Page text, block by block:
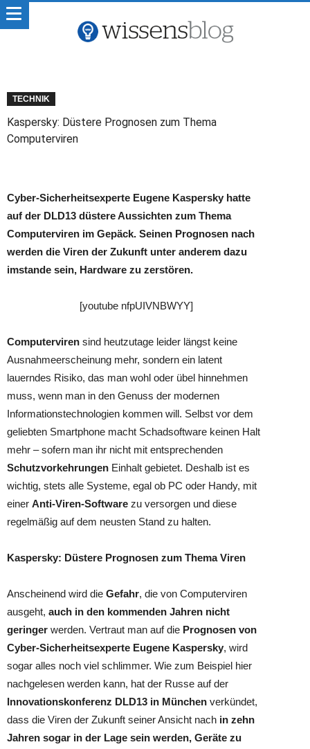
TECHNIK
Kaspersky: Düstere Prognosen zum Thema
Computerviren
Cyber-Sicherheitsexperte Eugene Kaspersky hatte
auf der DLD13 düstere Aussichten zum Thema
Computerviren im Gepäck. Seinen Prognosen nach
werden die Viren der Zukunft unter anderem dazu
imstande sein, Hardware zu zerstören.
[youtube nfpUIVNBWYY]
Computerviren sind heutzutage leider längst keine
Ausnahmeerscheinung mehr, sondern ein latent
lauerndes Risiko, das man wohl oder übel hinnehmen
muss, wenn man in den Genuss der modernen
Informationstechnologien kommen will. Selbst vor dem
geliebten Smartphone macht Schadsoftware keinen Halt
mehr – sofern man ihr nicht mit entsprechenden
Schutzvorkehrungen Einhalt gebietet. Deshalb ist es
wichtig, stets alle Systeme, egal ob PC oder Handy, mit
einer Anti-Viren-Software zu versorgen und diese
regelmäßig auf dem neusten Stand zu halten.
Kaspersky: Düstere Prognosen zum Thema Viren
Anscheinend wird die Gefahr, die von Computerviren
ausgeht, auch in den kommenden Jahren nicht
geringer werden. Vertraut man auf die Prognosen von
Cyber-Sicherheitsexperte Eugene Kaspersky, wird
sogar alles noch viel schlimmer. Wie zum Beispiel hier
nachgelesen werden kann, hat der Russe auf der
Innovationskonferenz DLD13 in München verkündet,
dass die Viren der Zukunft seiner Ansicht nach in zehn
Jahren sogar in der Lage sein werden, Geräte zu